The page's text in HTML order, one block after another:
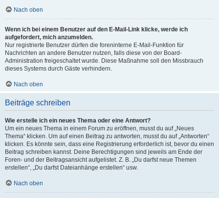
Nach oben
Wenn ich bei einem Benutzer auf den E-Mail-Link klicke, werde ich
aufgefordert, mich anzumelden.
Nur registrierte Benutzer dürfen die foreninterne E-Mail-Funktion für
Nachrichten an andere Benutzer nutzen, falls diese von der Board-
Administration freigeschaltet wurde. Diese Maßnahme soll den Missbrauch
dieses Systems durch Gäste verhindern.
Nach oben
Beiträge schreiben
Wie erstelle ich ein neues Thema oder eine Antwort?
Um ein neues Thema in einem Forum zu eröffnen, musst du auf „Neues
Thema“ klicken. Um auf einen Beitrag zu antworten, musst du auf „Antworten“
klicken. Es könnte sein, dass eine Registrierung erforderlich ist, bevor du einen
Beitrag schreiben kannst. Deine Berechtigungen sind jeweils am Ende der
Foren- und der Beitragsansicht aufgelistet. Z. B. „Du darfst neue Themen
erstellen“, „Du darfst Dateianhänge erstellen“ usw.
Nach oben